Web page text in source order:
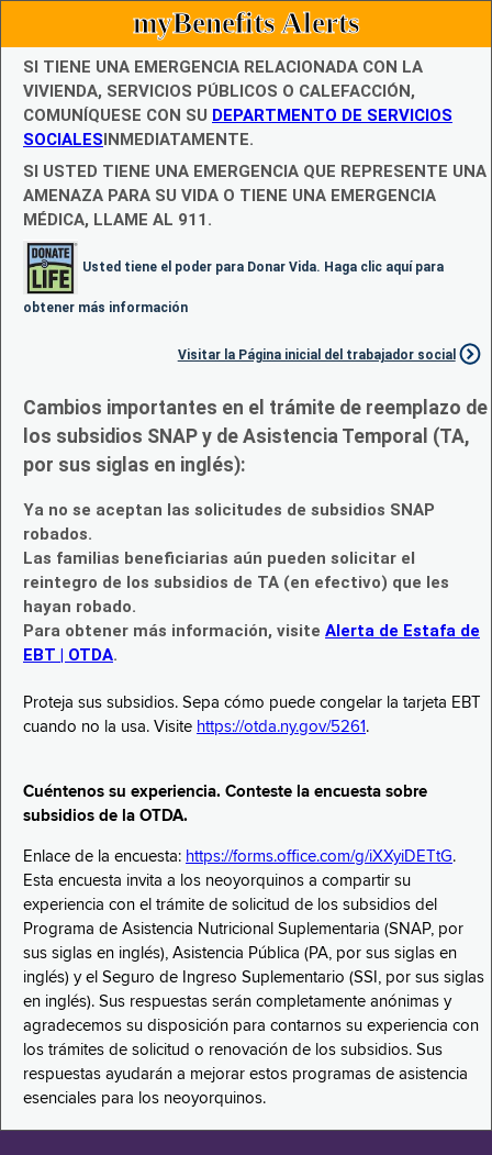
myBenefits Alerts
SI TIENE UNA EMERGENCIA RELACIONADA CON LA
VIVIENDA, SERVICIOS PÚBLICOS O CALEFACCIÓN,
COMUNÍQUESE CON SU DEPARTMENTO DE SERVICIOS
SOCIALESINMEDIATAMENTE.
SI USTED TIENE UNA EMERGENCIA QUE REPRESENTE UNA
AMENAZA PARA SU VIDA O TIENE UNA EMERGENCIA
MÉDICA, LLAME AL 911.
Usted tiene el poder para Donar Vida. Haga clic aquí para
obtener más información
Visitar la Página inicial del trabajador social
Cambios importantes en el trámite de reemplazo de
los subsidios SNAP y de Asistencia Temporal (TA,
por sus siglas en inglés):
Ya no se aceptan las solicitudes de subsidios SNAP
robados.
Las familias beneficiarias aún pueden solicitar el
reintegro de los subsidios de TA (en efectivo) que les
hayan robado.
Para obtener más información, visite Alerta de Estafa de
EBT | OTDA.
Proteja sus subsidios. Sepa cómo puede congelar la tarjeta EBT
cuando no la usa. Visite https://otda.ny.gov/5261 .
Cuéntenos su experiencia. Conteste la encuesta sobre
subsidios de la OTDA.
Enlace de la encuesta: https://forms.office.com/g/iXXyiDETtG.
Esta encuesta invita a los neoyorquinos a compartir su
experiencia con el trámite de solicitud de los subsidios del
Programa de Asistencia Nutricional Suplementaria (SNAP, por
sus siglas en inglés), Asistencia Pública (PA, por sus siglas en
inglés) y el Seguro de Ingreso Suplementario (SSI, por sus siglas
en inglés). Sus respuestas serán completamente anónimas y
agradecemos su disposición para contarnos su experiencia con
los trámites de solicitud o renovación de los subsidios. Sus
respuestas ayudarán a mejorar estos programas de asistencia
esenciales para los neoyorquinos.